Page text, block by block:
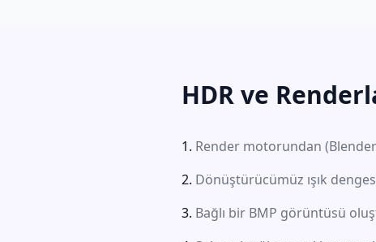
HDR ve
Render motorundan
Dönüştürücümüz ışık
Bağlı bir BMP görüntüsü